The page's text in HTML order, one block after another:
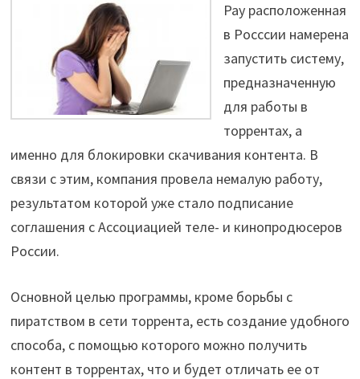
Pay расположенная
в Росссии намерена
запустить систему,
предназначенную
для работы в
торрентах, а
именно для блокировки скачивания контента. В
связи с этим, компания провела немалую работу,
результатом которой уже стало подписание
соглашения с Ассоциацией теле- и кинопродюсеров
России.
Основной целью программы, кроме борьбы с
пиратством в сети торрента, есть создание удобного
способа, с помощью которого можно получить
контент в торрентах, что и будет отличать ее от